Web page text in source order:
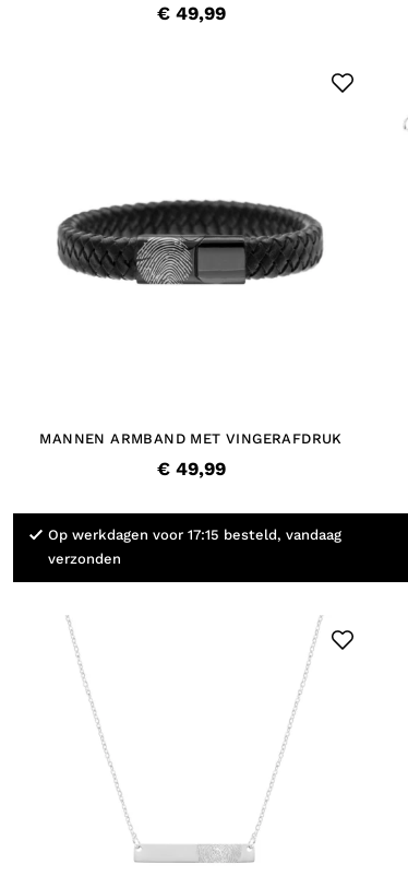
€ 49,99
MANNEN ARMBAND MET VINGERAFDRUK
€ 49,99
Op werkdagen voor 17:15 besteld, vandaag
verzonden